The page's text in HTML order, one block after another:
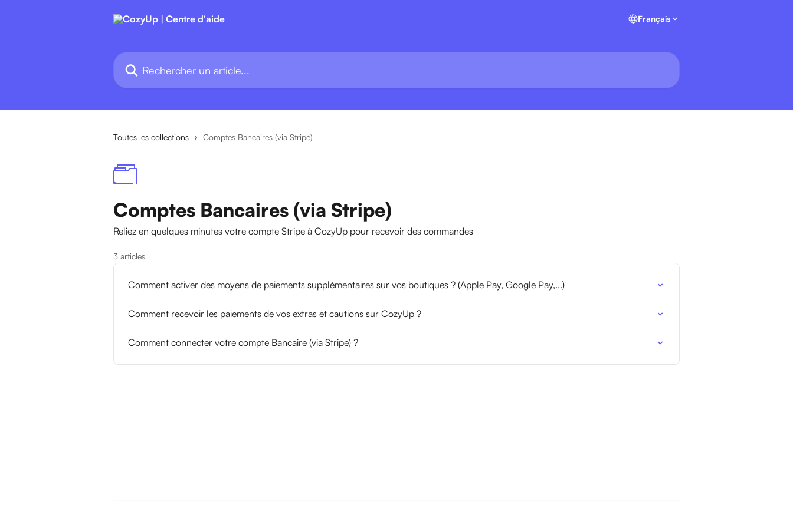
Français
Rechercher un article...
Toutes les collections Comptes Bancaires (via Stripe)
Comptes Bancaires (via Stripe)
Reliez en quelques minutes votre compte Stripe à CozyUp pour recevoir des commandes
3 articles
Comment activer des moyens de paiements supplémentaires sur vos boutiques ? (Apple Pay, Google Pay,...)
Comment recevoir les paiements de vos extras et cautions sur CozyUp ?
Comment connecter votre compte Bancaire (via Stripe) ?